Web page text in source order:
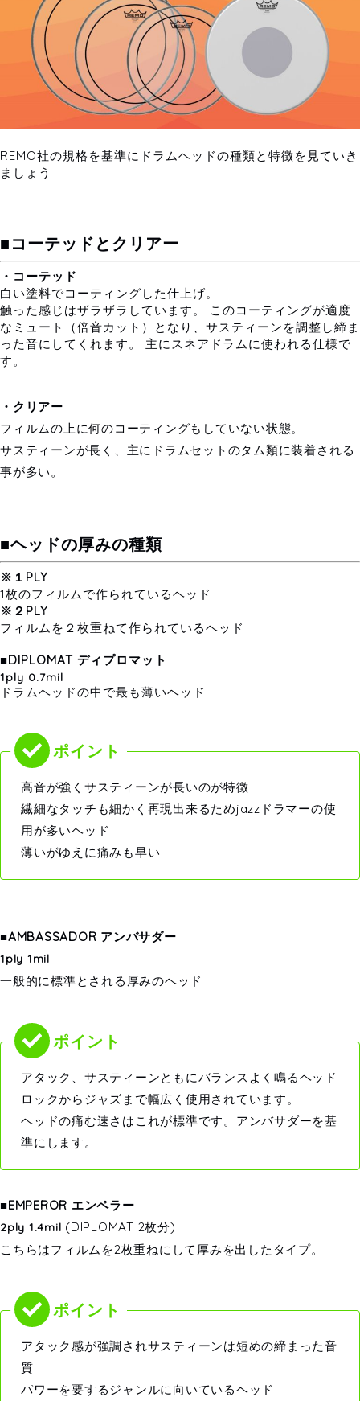
REMO社の規格を基準にドラムヘッドの種類と特徴を見ていき
ましょう
■コーテッドとクリアー
・コーテッド
白い塗料でコーティングした仕上げ。
触った感じはザラザラしています。 このコーティングが適度
なミュート（倍音カット）となり、サスティーンを調整し締ま
った音にしてくれます。 主にスネアドラムに使われる仕様で
す。
・クリアー
フィルムの上に何のコーティングもしていない状態。
サスティーンが長く、主にドラムセットのタム類に装着される
事が多い。
■ヘッドの厚みの種類
※１PLY
1枚のフィルムで作られているヘッド
※２PLY
フィルムを２枚重ねて作られているヘッド
■DIPLOMAT ディプロマット
1ply 0.7mil
ドラムヘッドの中で最も薄いヘッド
高音が強くサスティーンが長いのが特徴
繊細なタッチも細かく再現出来るためjazzドラマーの使
用が多いヘッド
薄いがゆえに痛みも早い
■AMBASSADOR アンバサダー
1ply 1mil
一般的に標準とされる厚みのヘッド
アタック、サスティーンともにバランスよく鳴るヘッド
ロックからジャズまで幅広く使用されています。
ヘッドの痛む速さはこれが標準です。アンバサダーを基
準にします。
■EMPEROR エンペラー
2ply 1.4mil (DIPLOMAT 2枚分)
こちらはフィルムを2枚重ねにして厚みを出したタイプ。
アタック感が強調されサスティーンは短めの締まった音
質
パワーを要するジャンルに向いているヘッド